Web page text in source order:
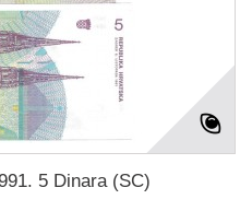
5 Dinara (SC)